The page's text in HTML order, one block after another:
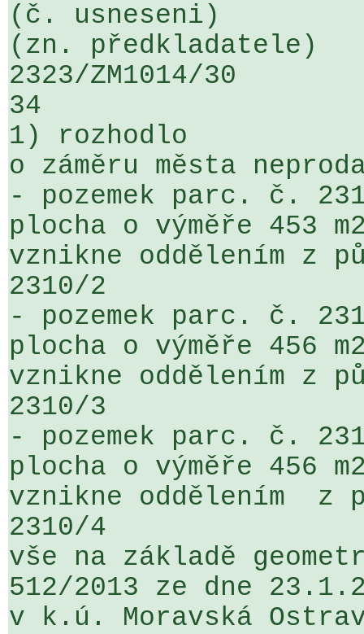
(č. usneseni)
(zn. předkladatele)
2323/ZM1014/30
34
1) rozhodlo
o záměru města
- pozemek parc. č.
plocha o výměře 453
vznikne oddělením z
2310/2
- pozemek parc. č.
plocha o výměře 456
vznikne oddělením z
2310/3
- pozemek parc. č.
plocha o výměře 456
vznikne oddělením  z
2310/4
vše na základě
512/2013 ze dne
v k.ú. Moravská